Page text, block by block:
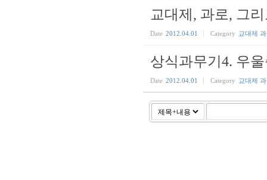
교대제, 과로, 그
Date 2012.04.01 Category 교대제
상식과무기4. 우
Date 2012.04.01 Category 교대제